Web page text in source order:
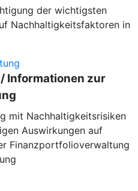
der wichtigsten
Nachhaltigkeitsfaktoren in
Informationen zur
mit Nachhaltigkeitsrisiken
Auswirkungen auf
Finanzportfolioverwaltung